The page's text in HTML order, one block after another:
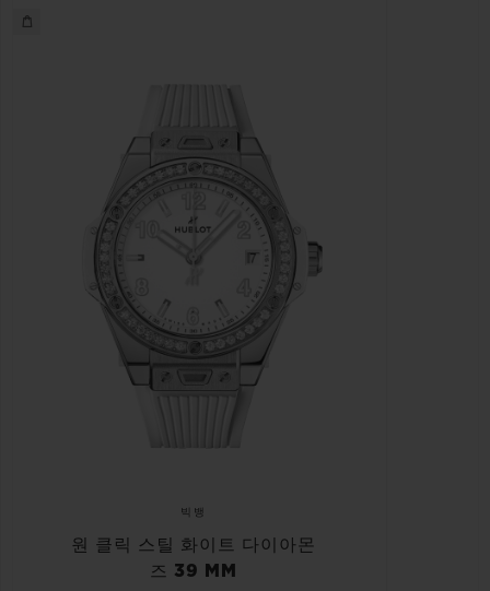
빅뱅
원 클릭 스틸 화이트 다이아몬
즈 39 MM